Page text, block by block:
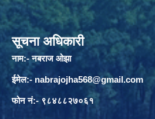
सूचना अधिकारी
नाम:- नबराज ओझा
ईमेल:- nabrajojha568@gmail.com
फोन नं:- ९८४८८२७०६१